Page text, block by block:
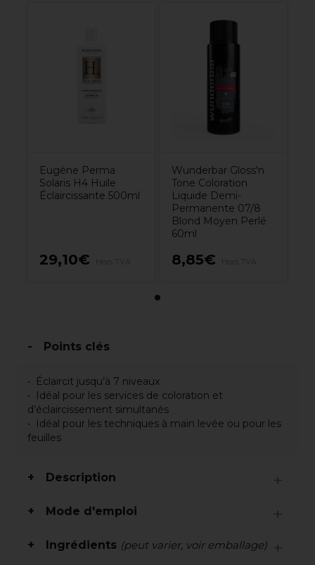
Eugène Perma
Solaris H4 Huile
Éclaircissante 500ml
29,10€
Wunderbar Gloss'n
Tone Coloration
Liquide Demi-
Permanente 07/8
Blond Moyen Perlé
60ml
8,85€
Points clés
Éclaircit jusqu’à 7 niveaux
Idéal pour les services de coloration et
d’éclaircissement simultanés
Idéal pour les techniques à main levée ou pour les
feuilles
Description
Mode d'emploi
Ingrédients (peut varier, voir emballage)